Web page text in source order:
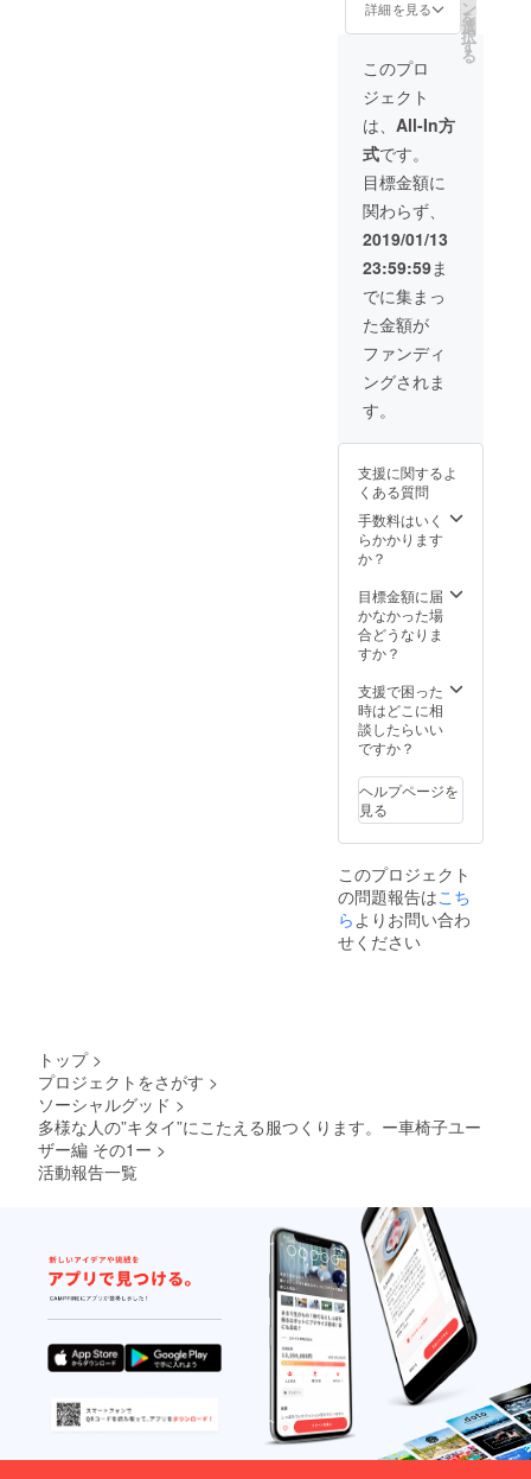
し、
座った
スマホ
が入る
ように
リデザ
ていま
す。 機
能的な
だけで
なく、
おしゃ
れなデ
ニムパ
ンツに
なりま
した。
attentio
n! ・写
り実物
の色に
近づけ
るよう
加工し
ており
使いの
モニ
ター設
照明等
により
実際の
商品と
異なる
ござい
ます。
・デニ
ムパン
ツは、
ご覧い
ただい
デニム
トリア
のブラ
ンド品
ではあ
りませ
ん。
い股上
の座っ
でも安
心なん
よ。そ
して、
ウェス
トが下
がりに
る工夫
も！ 後
ろパン
ツのポ
ケット
は、"前
"に移動
状態で
スマホ
が入る
ように
リデザ
インし
らに、
サイド
につけ
レース
は、伸
縮性が
あるか
ぎ着し
く、機
能的な
なく、
おしゃ
れなデ
ニムパ
近づけ
ます
が、お
使いの
モニ
ター設
定、お
部屋の
照明等
により
実際の
商品と
色味が
異なる
場合が
問い合
い。 衿
にワイ
ヤーを
入れ、
衿型の
着くづ
しが楽
しめる
デザイ
ンと、
衿と前
立ての
開きを
作り衿
元にポ
イント
が施さ
れ、イ
適度な
サイズ
感とア
ウトに
着ても
着やす
niko
and…の
ロング
ギュ
ラー
シャツ
をリデ
しまし
た。 リ
デザイ
ンポイ
その
1 “上
からの
胸元へ
の視線
り入
にス
カーフ
を通
し、結
び目を
作らず
スカー
フが固
定でき
ます。
さら
に、
シャツ
の外側
ンをリ
デザイ
ン ”み
んな
Happy
デザイ
ンパン
ツ”
(消費
税・送
料込み)
サイ
ズ：
M
＊サイ
ズが不
安な方
は、
メッ
セージ
わせく
い。
オーソ
ドック
スなチ
ノ素材
トであ
りコシ
もあ
る、毛
なく微
光沢感
が特
徴。 本
タリー
WORK
からの
デザイ
い、少
し太く
ゆった
り目
で、女
の
1 “長
肌の痛
みや腫
れを軽
減” 既製
服に含
まれ
る“ゆと
り”は、
動きの
少ない
車椅子
ユー
ザーに
とって
詳細を見る ン
を
選
択
す
る
このプロ
ジェクト
は、 All-In方
式です。
目標金額に
関わらず、
2019/01/13
23:59:59ま
でに集まっ
た金額が
ファンディ
ングされま
す。
支援に関するよ
くある質問
手数料はいく
らかかります
か？
目標金額に届
かなかった場
合どうなりま
すか？
支援で困った
時はどこに相
談したらいい
ですか？
ヘルプページを
見る
このプロジェクト
の問題報告はこち
らよりお問い合わ
せください
トップ >
プロジェクトをさがす >
ソーシャルグッド >
多様な人の”キタイ”にこたえる服つくります。ー車椅子ユー
ザー編 その1ー >
活動報告一覧